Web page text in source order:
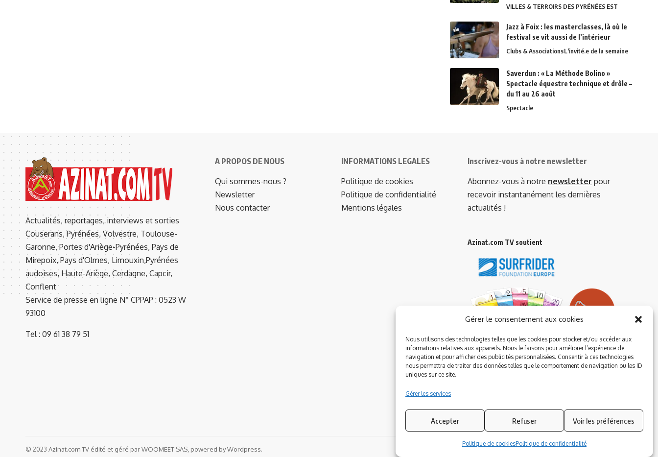
Gérer le consentement aux cookies
Nous utilisons des technologies telles que les cookies pour stocker et/ou accéder aux
informations relatives aux appareils. Nous le faisons pour améliorer l’expérience de
navigation et pour afficher des publicités personnalisées. Consentir à ces technologies
nous permettra de traiter des données telles que le comportement de navigation ou les ID
uniques sur ce site.
Gérer les services
Accepter Refuser Voir les préférences
Politique de cookiesPolitique de confidentialité
VILLES & TERROIRS DES PYRÉNÉES EST
Jazz à Foix : les masterclasses, là où le
festival se vit aussi de l’intérieur
Clubs & AssociationsL'invité.e de la semaine
Saverdun : « La Méthode Bolino »
Spectacle équestre technique et drôle –
du 11 au 26 août
Spectacle
Actualités, reportages, interviews et sorties
Couserans, Pyrénées, Volvestre, Toulouse-
Garonne, Portes d'Ariège-Pyrénées, Pays de
Mirepoix, Pays d'Olmes, Limouxin,Pyrénées
audoises, Haute-Ariège, Cerdagne, Capcir,
Conflent
Service de presse en ligne N° CPPAP : 0523 W
93100
Tel : 09 61 38 79 51
A PROPOS DE NOUS
Qui sommes-nous ?
Newsletter
Nous contacter
INFORMATIONS LEGALES
Politique de cookies
Politique de confidentialité
Mentions légales
Inscrivez-vous à notre newsletter
Abonnez-vous à notre newsletter pour
recevoir instantanément les dernières
actualités !
Azinat.com TV soutient
Suivez-nous
© 2023 Azinat.com TV édité et géré par WOOMEET SAS, powered by Wordpress.